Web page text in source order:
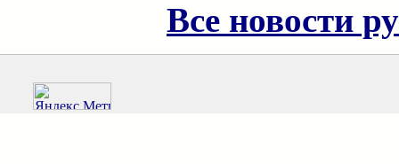
Все новости